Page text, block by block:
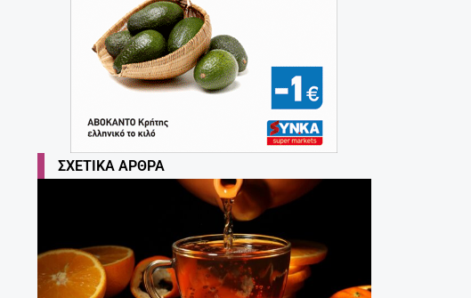
ΣΧΕΤΙΚΆ ΆΡΘΡΑ